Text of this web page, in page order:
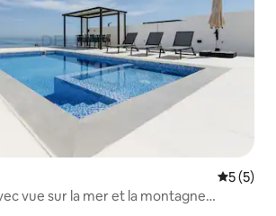
5 (5)
vue sur la mer et la montagne